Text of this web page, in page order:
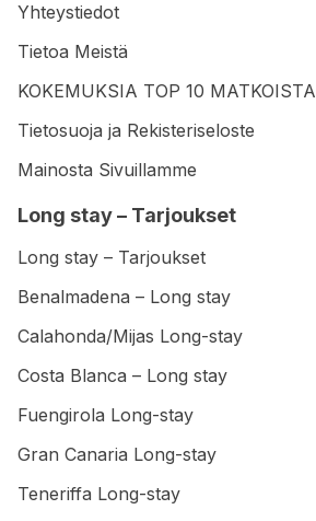
Yhteystiedot
Tietoa Meistä
KOKEMUKSIA TOP 10 MATKOISTA
Tietosuoja ja Rekisteriseloste
Mainosta Sivuillamme
Long stay – Tarjoukset
Long stay – Tarjoukset
Benalmadena – Long stay
Calahonda/Mijas Long-stay
Costa Blanca – Long stay
Fuengirola Long-stay
Gran Canaria Long-stay
Teneriffa Long-stay